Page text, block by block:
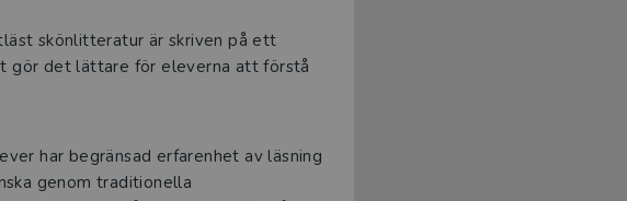
skönlitteratur är skriven på ett
gör det lättare för eleverna att förstå
har begränsad erfarenhet av läsning
genom traditionella